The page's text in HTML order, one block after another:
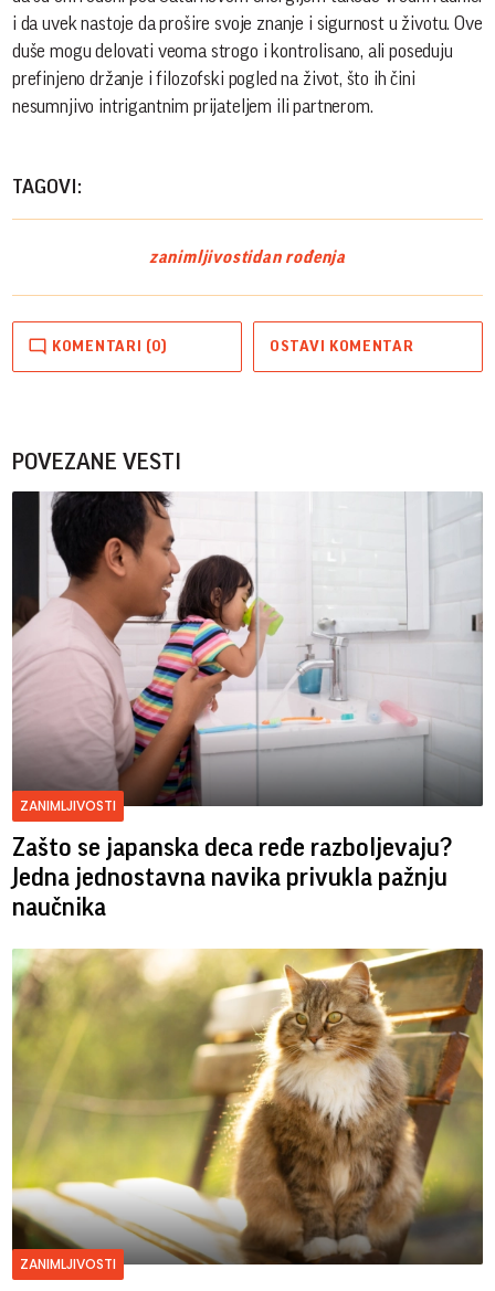
i da uvek nastoje da prošire svoje znanje i sigurnost u životu. Ove
duše mogu delovati veoma strogo i kontrolisano, ali poseduju
prefinjeno držanje i filozofski pogled na život, što ih čini
nesumnjivo intrigantnim prijateljem ili partnerom.
TAGOVI:
zanimljivostidan rođenja
KOMENTARI (0) OSTAVI KOMENTAR
POVEZANE VESTI
ZANIMLJIVOSTI
Zašto se japanska deca ređe razboljevaju?
Jedna jednostavna navika privukla pažnju
naučnika
ZANIMLJIVOSTI